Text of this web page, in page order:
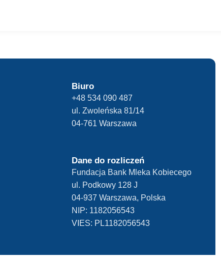
Biuro
+48 534 090 487
ul. Zwoleńska 81/14
04-761 Warszawa
Dane do rozliczeń
Fundacja Bank Mleka Kobiecego
ul. Podkowy 128 J
04-937 Warszawa, Polska
NIP: 1182056543
VIES: PL1182056543